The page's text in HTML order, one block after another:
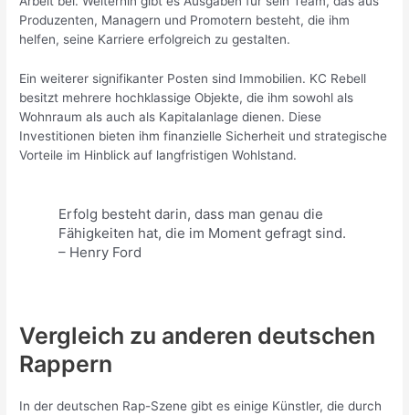
Produzenten, Managern und Promotern besteht, die ihm
helfen, seine Karriere erfolgreich zu gestalten.
Ein weiterer signifikanter Posten sind Immobilien. KC Rebell
besitzt mehrere hochklassige Objekte, die ihm sowohl als
Wohnraum als auch als Kapitalanlage dienen. Diese
Investitionen bieten ihm finanzielle Sicherheit und strategische
Vorteile im Hinblick auf langfristigen Wohlstand.
Erfolg besteht darin, dass man genau die
Fähigkeiten hat, die im Moment gefragt sind.
– Henry Ford
Vergleich zu anderen deutschen
Rappern
In der deutschen Rap-Szene gibt es einige Künstler, die durch